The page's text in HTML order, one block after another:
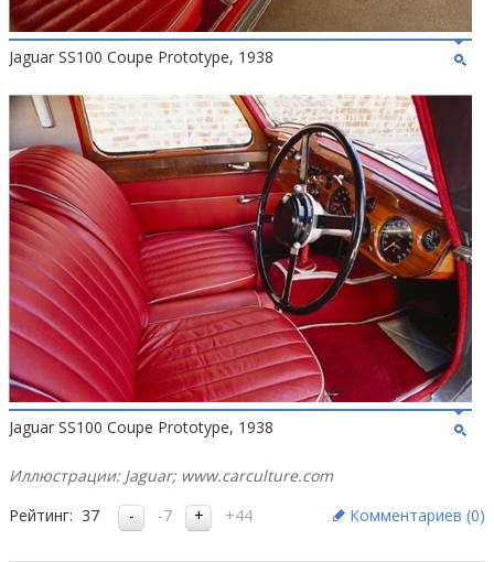
Jaguar SS100 Coupe Prototype, 1938
Jaguar SS100 Coupe Prototype, 1938
Иллюстрации: Jaguar; www.carculture.com
Рейтинг: 37 -7 +44 Комментариев (0)